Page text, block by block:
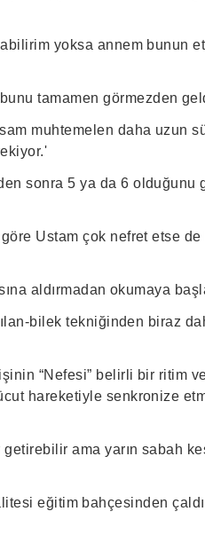
yoksa annem bunun
tamamen görmezden
muhtemelen daha uzun
sonra 5 ya da 6 olduğunu
Ustam çok nefret etse
aldırmadan okumaya
bilek tekniğinden biraz
“Nefesi” belirli bir ritim
hareketiyle senkronize
ama yarın sabah
eğitim bahçesinden